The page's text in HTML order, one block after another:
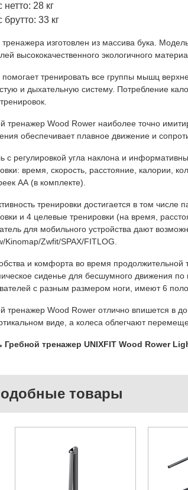
нетто: 28 кг
брутто: 33 кг
тренажера изготовлен из массива бука.
высококачественного экологичного
помогает тренировать все группы мышц
и дыхательную систему. Потребление
тренажер Wood Rower наиболее точно
обеспечивает плавное движение и
с регулировкой угла наклона и
время, скорость, расстояние, калории,
АА (в комплекте).
тренировки достигается в том
и 4 целевые тренировки (на время,
для мобильного устройства дают
Kinomap/Zwfit/SPAX/FITLOG.
и комфорта во время
сиденье для бесшумного движения
с разным размером ноги, имеют 6
тренажер Wood Rower отлично впишется в
виде, а колеса облегчают
Гребной тренажер UNIXFIT Wood Rower
товары